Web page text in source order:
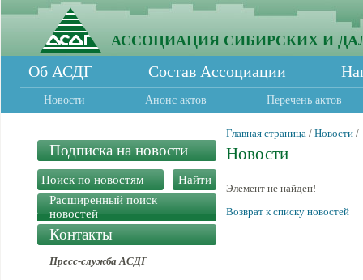
АССОЦИАЦИЯ СИБИРСКИХ И
Об АСДГ Состав Ассоциации
Новости Анонс актов Перечень актов
Подписка на новости
Расширенный поиск
новостей
Контакты
Пресс-служба АСДГ
Главная страница / Новости /
Новости
Элемент не найден!
Возврат к списку новостей